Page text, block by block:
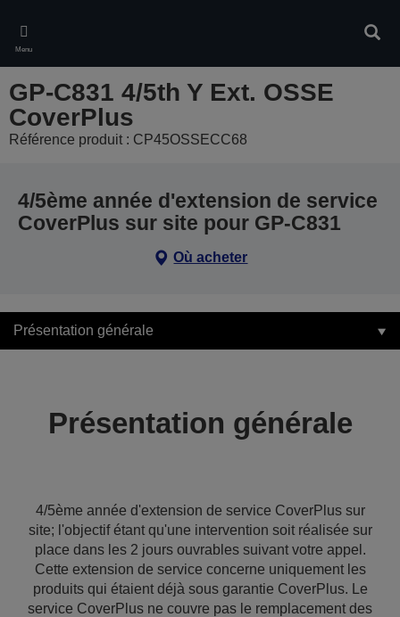
main
content
Menu
GP-C831 4/5th Y Ext. OSSE
CoverPlus
Référence produit : CP45OSSECC68
4/5ème année d'extension de service
CoverPlus sur site pour GP-C831
Où acheter
Présentation générale
Présentation générale
4/5ème année d'extension de service CoverPlus sur
site; l'objectif étant qu'une intervention soit réalisée sur
place dans les 2 jours ouvrables suivant votre appel.
Cette extension de service concerne uniquement les
produits qui étaient déjà sous garantie CoverPlus. Le
service CoverPlus ne couvre pas le remplacement des